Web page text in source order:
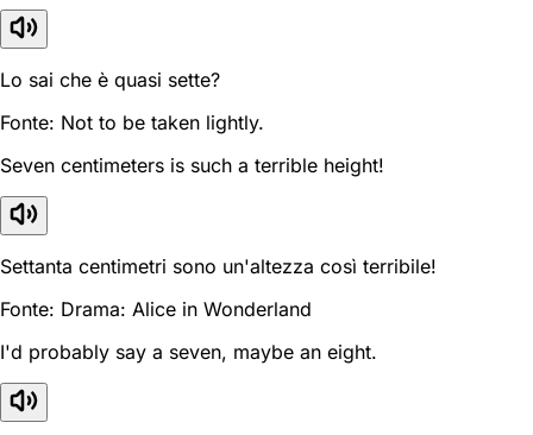
Lo sai che è quasi sette?
Fonte: Not to be taken lightly.
Seven centimeters is such a terrible height!
Settanta centimetri sono un'altezza così terribile!
Fonte: Drama: Alice in Wonderland
I'd probably say a seven, maybe an eight.